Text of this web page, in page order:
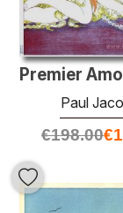
Paul
€198.00€